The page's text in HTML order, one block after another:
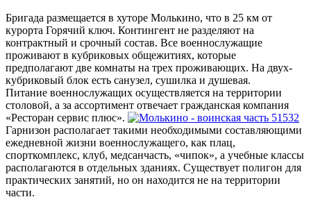
Бригада размещается в хуторе Молькино, что в 25 км от
курорта Горячий ключ. Контингент не разделяют на
контрактный и срочный состав. Все военнослужащие
проживают в кубриковых общежитиях, которые
предполагают две комнаты на трех проживающих. На двух-
кубриковый блок есть санузел, сушилка и душевая.
Питание военнослужащих осуществляется на территории
столовой, а за ассортимент отвечает гражданская компания
«Ресторан сервис плюс».
Гарнизон располагает такими необходимыми составляющими
ежедневной жизни военнослужащего, как плац,
спорткомплекс, клуб, медсанчасть, «чипок», а учебные классы
располагаются в отдельных зданиях. Существует полигон для
практических занятий, но он находится не на территории
части.